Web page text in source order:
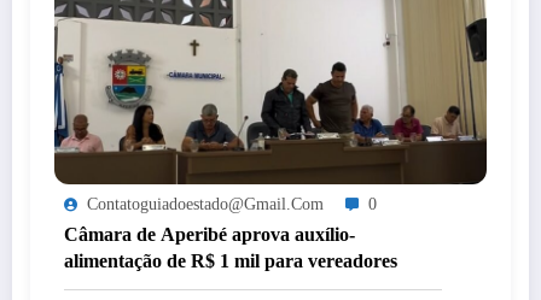
Contatoguiadoestado@gmail.com 0
Câmara de Aperibé aprova auxílio-
alimentação de R$ 1 mil para vereadores